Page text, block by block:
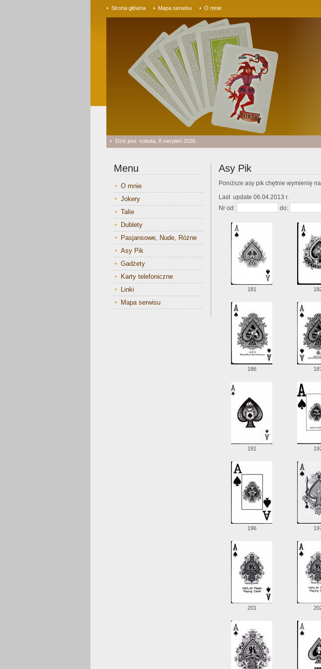
Strona główna Mapa serwisu O mnie
Dziś jest: sobota, 8 sierpień 2026
Menu
O mnie
Jokery
Talie
Dublety
Pasjansowe, Nude, Różne
Asy Pik
Gadżety
Karty telefoniczne
Linki
Mapa serwisu
Asy Pik
Poniższe asy pik chętnie wymienię
Last update 06.04.2013 r.
Nr od:
do:
181
186
191
196
201